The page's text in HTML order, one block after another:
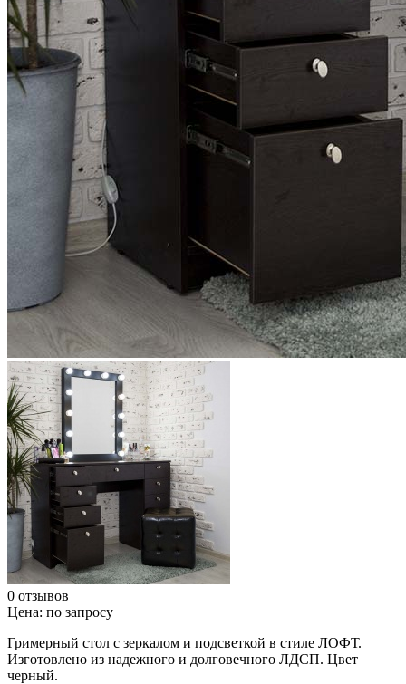
0 отзывов
Цена: по запросу
Гримерный стол с зеркалом и подсветкой в стиле ЛОФТ.
Изготовлено из надежного и долговечного ЛДСП. Цвет
черный.